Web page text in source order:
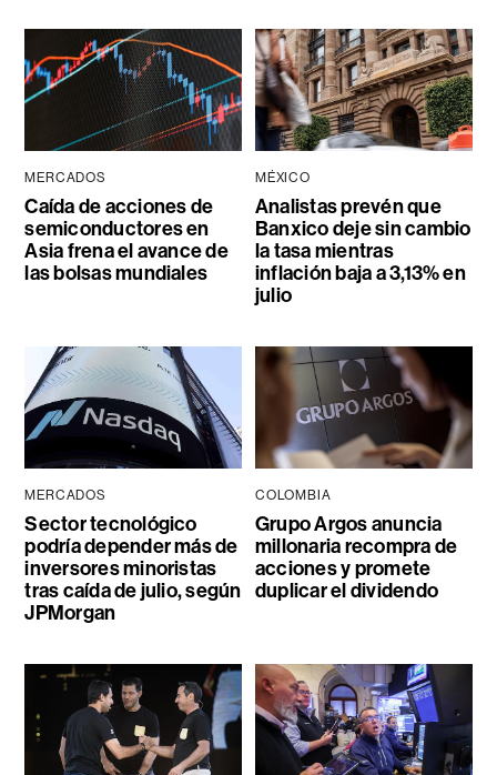
MERCADOS
Caída de acciones de
semiconductores en
Asia frena el avance de
las bolsas mundiales
MÉXICO
Analistas prevén que
Banxico deje sin cambio
la tasa mientras
inflación baja a 3,13% en
julio
MERCADOS
Sector tecnológico
podría depender más de
inversores minoristas
tras caída de julio, según
JPMorgan
COLOMBIA
Grupo Argos anuncia
millonaria recompra de
acciones y promete
duplicar el dividendo